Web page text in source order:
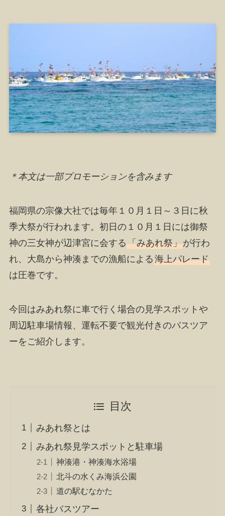
＊本文は一部プロモーションを含みます
福岡県の宗像大社では毎年１０月１日～３日に秋
季大祭が行われます。初日の１０月１日には御祭
神の三女神が辺津宮に会する「みあれ祭」が行わ
れ、大島から神湊までの漁船による海上パレード
は圧巻です。
今回はみあれ祭に車で行く場合の見学スポットや
周辺駐車場情報、運転不要で観光付きのバスツア
ーをご紹介します。
目次
みあれ祭とは
みあれ祭見学スポットと駐車場
神湊港・神湊海水浴場
北斗の水くみ海浜公園
道の駅むなかた
各社バスツアー